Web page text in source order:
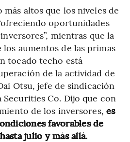
más altos que los niveles de
oportunidades
mientras que la
aumentos de las primas
tocado techo está
de la actividad de
Otsu, jefe de sindicación
Securities Co. Dijo que con
de los inversores, es
favorables de
julio y más allá.